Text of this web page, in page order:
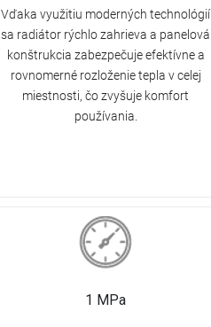
Vďaka využitiu moderných technológií
sa radiátor rýchlo zahrieva a panelová
konštrukcia zabezpečuje efektívne a
rovnomerné rozloženie tepla v celej
miestnosti, čo zvyšuje komfort
používania.
1 MPa